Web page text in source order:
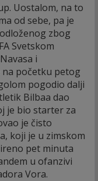
Uostalom, na to
od sebe, pa je
zbog
Svetskom
i
početku petog
pogodio dalji
Bilbaa dao
je bio starter za
je čisto
koji je u zimskom
pet minuta
u ofanzivi
Vora.